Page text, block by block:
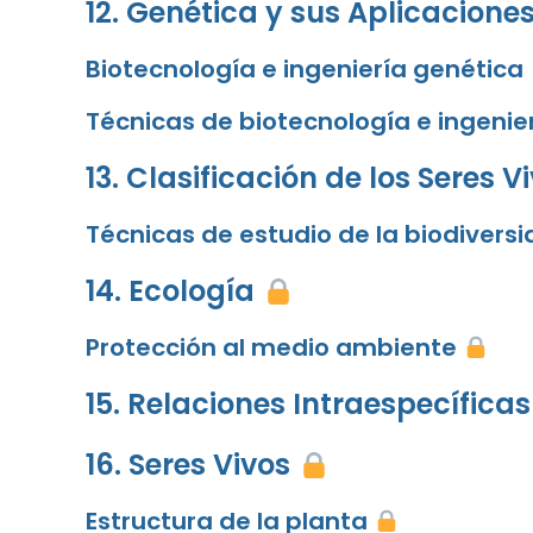
12. Genética y sus
Biotecnología e ingeniería genética
Técnicas de biotecnología e
13. Clasificación de los Seres
Técnicas de estudio de la
14. Ecología
Protección al medio ambiente
15. Relaciones
16. Seres Vivos
Estructura de la planta